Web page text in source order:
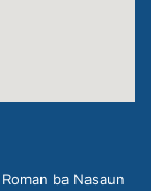
ba Nasaun